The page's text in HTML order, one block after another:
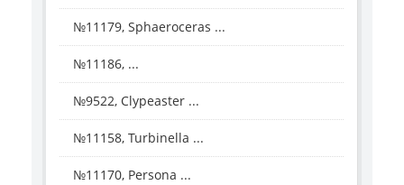
№11179, Sphaeroceras ...
№11186, ...
№9522, Clypeaster ...
№11158, Turbinella ...
№11170, Persona ...